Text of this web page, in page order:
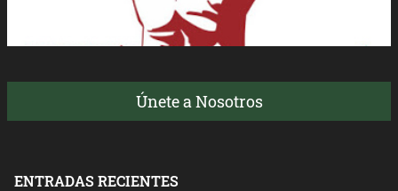
Únete a Nosotros
ENTRADAS RECIENTES